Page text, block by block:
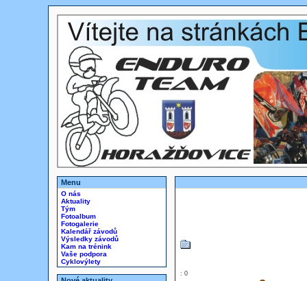
Menu
O nás
Aktuality
Tým
Fotoalbum
Fotogalerie
Kalendář závodů
Výsledky závodů
Kam na trénink
Vaše podpora
Cyklovýlety
: 0